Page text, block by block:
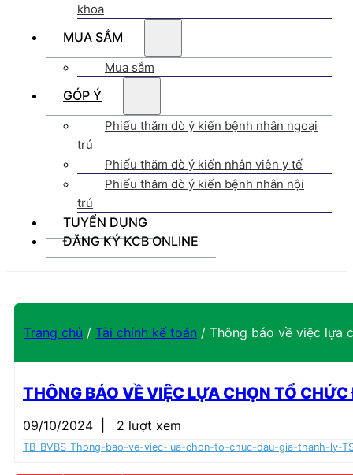
khoa
MUA SẮM
Mua sắm
GÓP Ý
Phiếu thăm dò ý kiến bệnh nhân ngoại
trú
Phiếu thăm dò ý kiến nhân viên y tế
Phiếu thăm dò ý kiến bệnh nhân nội
trú
TUYỂN DỤNG
ĐĂNG KÝ KCB ONLINE
Trang chủ / Tài chính kế toán / Thông báo về việc lựa
THÔNG BÁO VỀ VIỆC LỰA CHỌN TỔ
09/10/2024 2 lượt xem
TB_BVBS_Thong-bao-ve-viec-lua-chon-to-chuc-dau-gia-thanh-ly-